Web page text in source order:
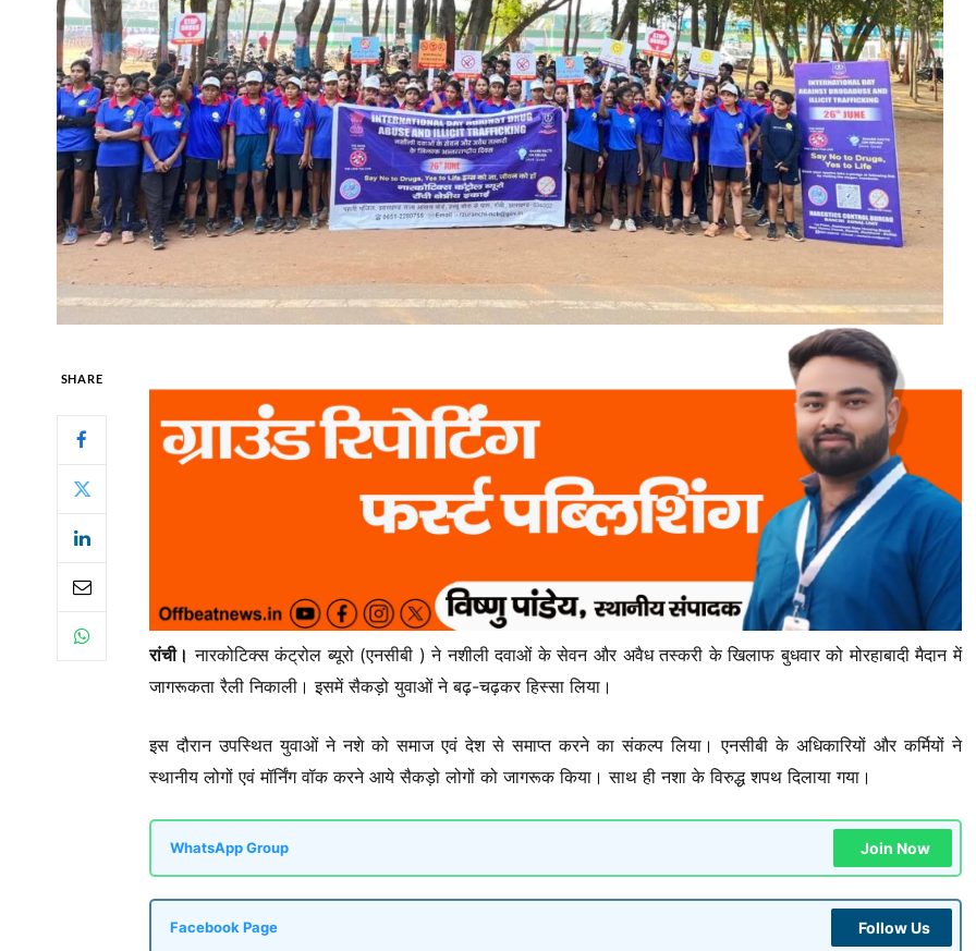
SHARE
रांची। नारकोटिक्स कंट्रोल ब्यूरो (एनसीबी ) ने नशीली दवाओं के सेवन और अवैध तस्करी के खिलाफ बुधवार को मोरहाबादी मैदान में
जागरूकता रैली निकाली। इसमें सैकड़ो युवाओं ने बढ़-चढ़कर हिस्सा लिया।
इस दौरान उपस्थित युवाओं ने नशे को समाज एवं देश से समाप्त करने का संकल्प लिया। एनसीबी के अधिकारियों और कर्मियों ने
स्थानीय लोगों एवं मॉर्निंग वॉक करने आये सैकड़ो लोगों को जागरूक किया। साथ ही नशा के विरुद्ध शपथ दिलाया गया।
WhatsApp Group Join Now
Facebook Page Follow Us